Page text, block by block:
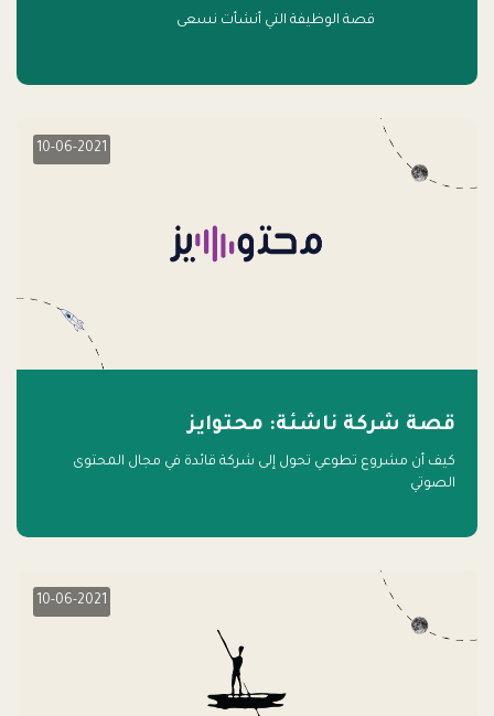
قصة الوظيفة التي أنشأت نسعى
10-06-2021
قصة شركة ناشئة: محتوايز
كيف أن مشروع تطوعي تحول إلى شركة قائدة في مجال المحتوى
الصوتي
10-06-2021